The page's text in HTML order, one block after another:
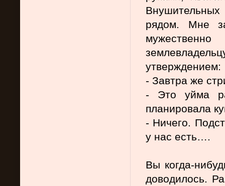
рядом. Мне
утверждением:
- Завтра же
- Это уйма
планировала
- Ничего.
у нас есть….
Вы когда-
доводилось.